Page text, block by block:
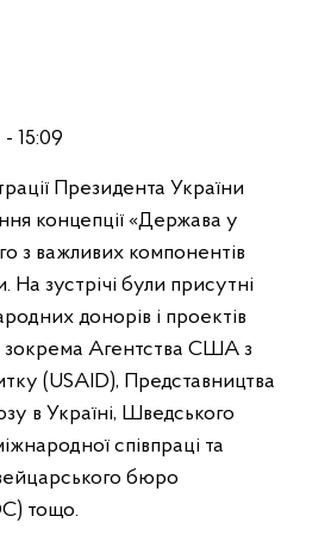
15:09
Президента України
концепції «Держава у
з важливих компонентів
На зустрічі були присутні
донорів і проектів
зокрема Агентства США з
(USAID), Представництва
в Україні, Шведського
співпраці та
бюро
тощо.